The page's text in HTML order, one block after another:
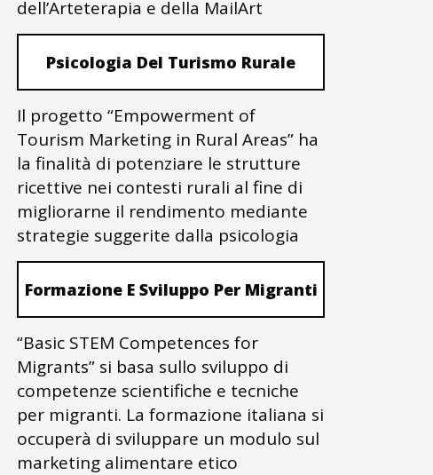
dell’Arteterapia e della MailArt
Psicologia Del Turismo Rurale
Il progetto “Empowerment of
Tourism Marketing in Rural Areas” ha
la finalità di potenziare le strutture
ricettive nei contesti rurali al fine di
migliorarne il rendimento mediante
strategie suggerite dalla psicologia
Formazione E Sviluppo Per Migranti
“Basic STEM Competences for
Migrants” si basa sullo sviluppo di
competenze scientifiche e tecniche
per migranti. La formazione italiana si
occuperà di sviluppare un modulo sul
marketing alimentare etico